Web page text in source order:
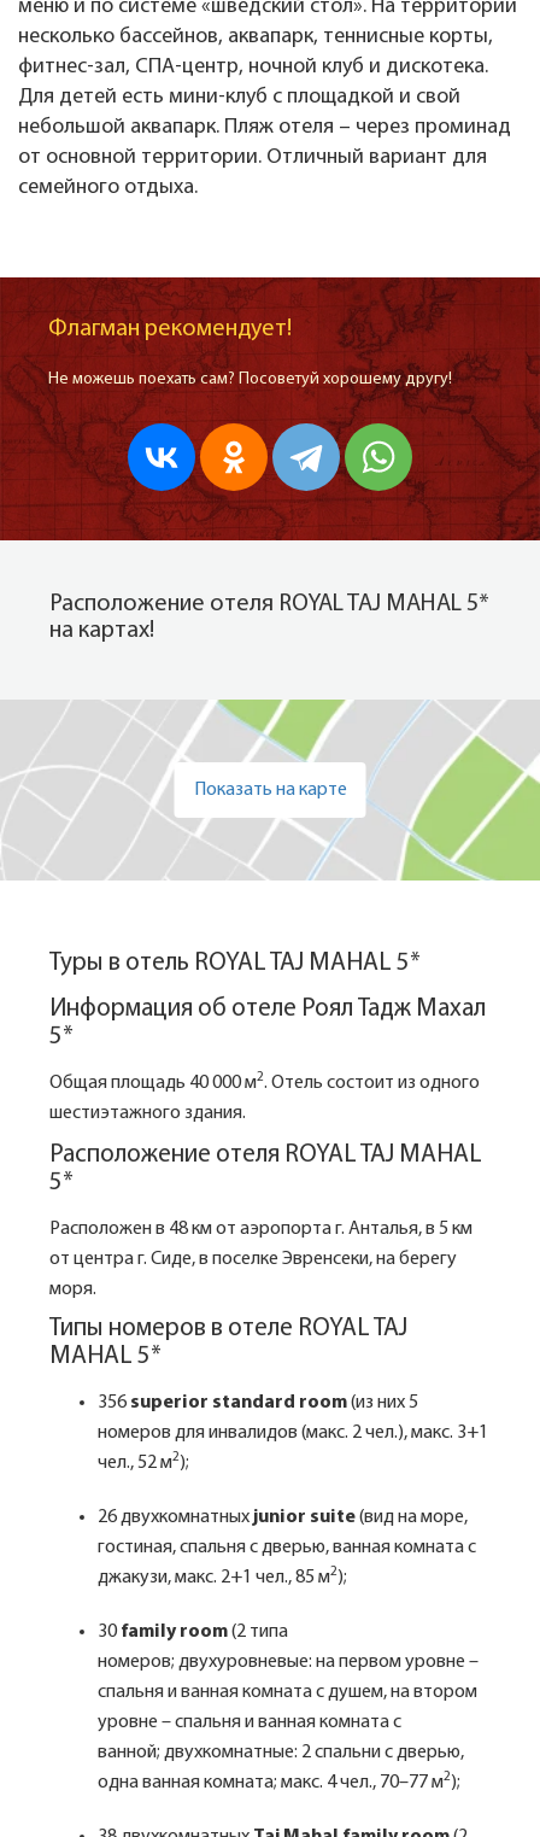
меню и по системе «шведский стол». На территории
несколько бассейнов, аквапарк, теннисные корты,
фитнес-зал, СПА-центр, ночной клуб и дискотека.
Для детей есть мини-клуб с площадкой и свой
небольшой аквапарк. Пляж отеля – через проминад
от основной территории. Отличный вариант для
семейного отдыха.
Флагман рекомендует!
Не можешь поехать сам? Посоветуй хорошему другу!
Расположение отеля ROYAL TAJ MAHAL 5*
на картах!
Показать на карте
Туры в отель ROYAL TAJ MAHAL 5*
Информация об отеле Роял Тадж Махал
5*
Общая площадь 40 000 м2. Отель состоит из одного
шестиэтажного здания.
Расположение отеля ROYAL TAJ MAHAL
5*
Расположен в 48 км от аэропорта г. Анталья, в 5 км
от центра г. Сиде, в поселке Эвренсеки, на берегу
моря.
Типы номеров в отеле ROYAL TAJ
MAHAL 5*
356 superior standard room(из них 5
номеров для инвалидов (макс. 2 чел.), макс. 3+1
чел., 52 м2);
26 двухкомнатных junior suite(вид на море,
гостиная, спальня с дверью, ванная комната с
джакузи, макс. 2+1 чел., 85 м2);
30 family room(2 типа
номеров; двухуровневые: на первом уровне –
спальня и ванная комната с душем, на втором
уровне – спальня и ванная комната с
ванной; двухкомнатные: 2 спальни с дверью,
одна ванная комната; макс. 4 чел., 70–77 м2);